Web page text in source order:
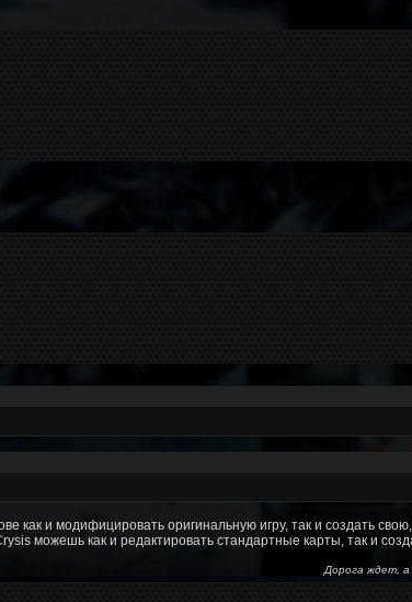
как и модифицировать оригинальную игру, так и создать
можешь как и редактировать стандартные карты, так и
Дорога ждет, а